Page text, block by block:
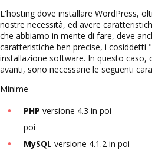
L'hosting dove installare WordPress,
nostre necessità, ed avere
che abbiamo in mente di fare, deve
caratteristiche ben precise, i cosiddetti
installazione software. In questo caso,
avanti, sono necessarie le seguenti
Minime
PHP versione 4.3
poi
MySQL versione 4.1.2